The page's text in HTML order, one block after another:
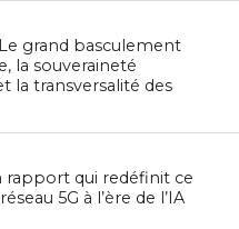
grand basculement
la souveraineté
la transversalité des
rapport qui redéfinit ce
5G à l’ère de l’IA